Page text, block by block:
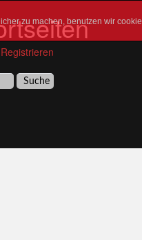
zu machen, benutzen wir
Registrieren